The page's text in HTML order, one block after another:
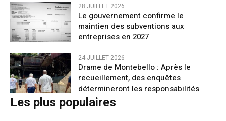
28 JUILLET 2026
Le gouvernement confirme le
maintien des subventions aux
entreprises en 2027
24 JUILLET 2026
Drame de Montebello : Après le
recueillement, des enquêtes
détermineront les responsabilités
Les plus populaires